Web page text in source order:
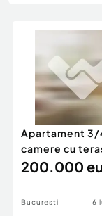
Afaceri și
Inchiriere
Piese auto si
Apartament 3/
camere cu
nou in zona
200.000
Bucuresti 6